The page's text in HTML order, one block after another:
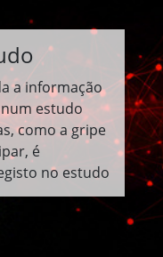
a informação
estudo
como a gripe
é
no estudo